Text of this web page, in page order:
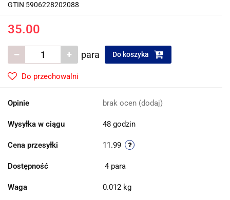
GTIN 5906228202088
35.00
para Do koszyka
Do przechowalni
Opinie brak ocen (dodaj)
Wysyłka w ciągu 48 godzin
Cena przesyłki 11.99
Dostępność 4 para
Waga 0.012 kg